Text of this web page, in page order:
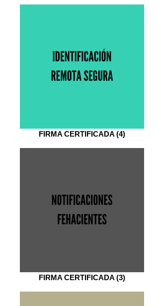
FIRMA CERTIFICADA (4)
FIRMA CERTIFICADA (3)